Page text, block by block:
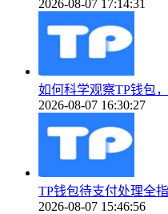
2026-08-07 17:14:31
如何科学观察TP钱包
2026-08-07 16:30:27
TP钱包待支付处理全
2026-08-07 15:46:56